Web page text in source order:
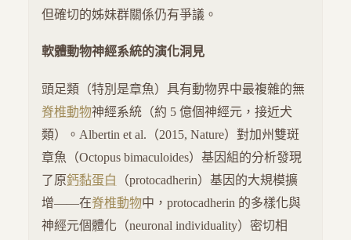
但確切的姊妹群關係仍有爭議。
軟體動物神經系統的演化洞見
頭足類（特別是章魚）具有動物界中最複雜的無
脊椎動物神經系統（約 5 億個神經元，接近犬
類）。Albertin et al.（2015, Nature）對加州雙斑
章魚（Octopus bimaculoides）基因組的分析發現
了原鈣黏蛋白
（protocadherin）基因的大規模擴
增——在脊椎動物中，protocadherin 的多樣化與
神經元個體化（neuronal individuality）密切相